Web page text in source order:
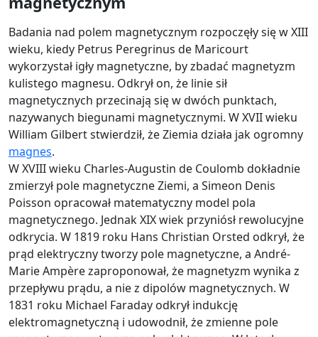
Badania nad polem magnetycznym rozpoczęły się w XIII
wieku, kiedy Petrus Peregrinus de Maricourt
wykorzystał igły magnetyczne, by zbadać magnetyzm
kulistego magnesu. Odkrył on, że linie sił
magnetycznych przecinają się w dwóch punktach,
nazywanych biegunami magnetycznymi. W XVII wieku
William Gilbert stwierdził, że Ziemia działa jak ogromny
magnes.
W XVIII wieku Charles-Augustin de Coulomb dokładnie
zmierzył pole magnetyczne Ziemi, a Simeon Denis
Poisson opracował matematyczny model pola
magnetycznego. Jednak XIX wiek przyniósł rewolucyjne
odkrycia. W 1819 roku Hans Christian Orsted odkrył, że
prąd elektryczny tworzy pole magnetyczne, a André-
Marie Ampère zaproponował, że magnetyzm wynika z
przepływu prądu, a nie z dipolów magnetycznych. W
1831 roku Michael Faraday odkrył indukcję
elektromagnetyczną i udowodnił, że zmienne pole